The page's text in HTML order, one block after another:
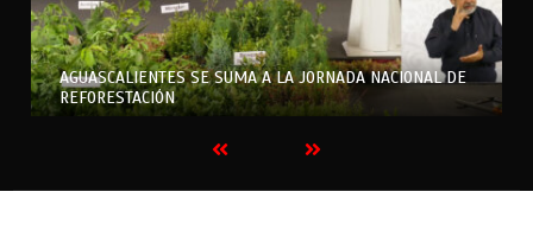
AGUASCALIENTES SE SUMA A LA JORNADA NACIONAL DE
REFORESTACIÓN